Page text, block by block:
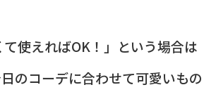
て使えればOK！」という場合は
のコーデに合わせて可愛いもの